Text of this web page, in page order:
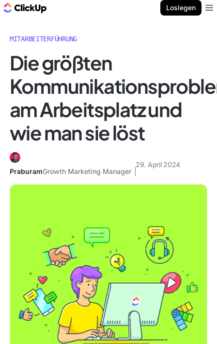
Loslegen
MITARBEITERFÜHRUNG
Die größten
am Arbeitsplatz und
wie man sie löst
PraburamGrowth Marketing Manager
29. April 2024